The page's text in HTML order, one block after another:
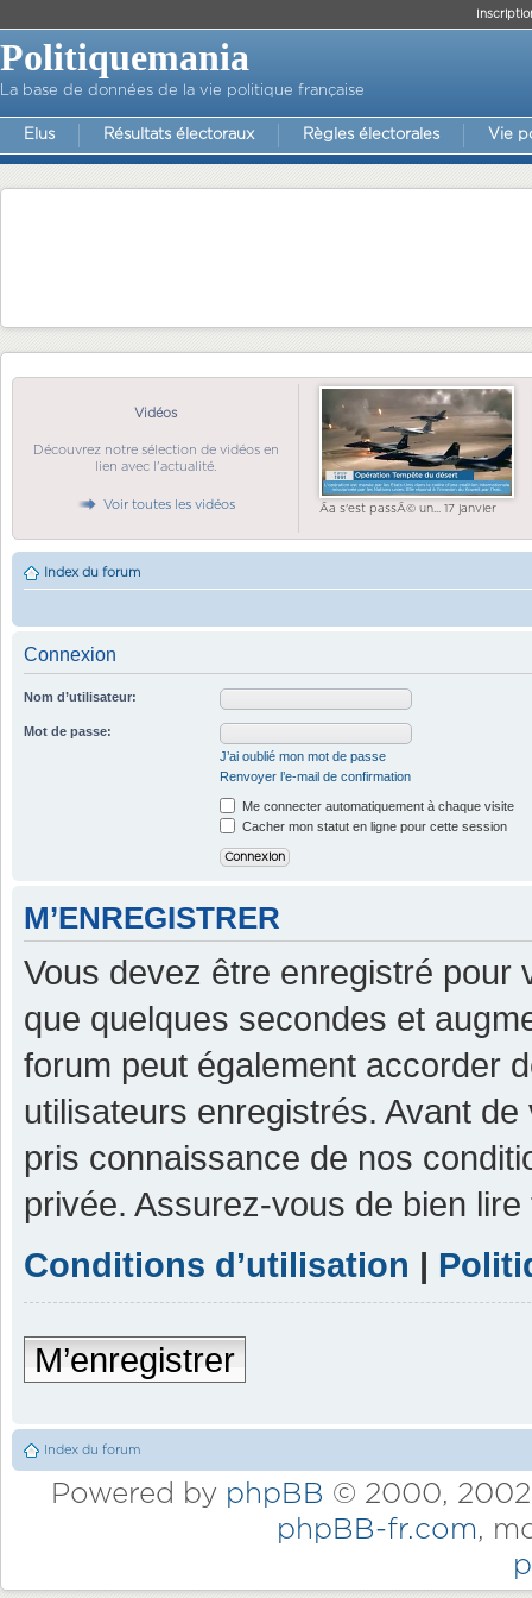
Politiquemania
La base de données de la vie politique française
Elus Résultats électoraux Règles électorales Vie
Vidéos
Découvrez notre sélection de vidéos en
lien avec l'actualité.
Voir toutes les vidéos Ãa s'est passÃ© un... 17 janvier
Index du forum
Connexion
Nom d’utilisateur:
Mot de passe:
J’ai oublié mon mot de passe
Renvoyer l’e-mail de confirmation
Me connecter automatiquement à chaque visite
Cacher mon statut en ligne pour cette session
M’ENREGISTRER
Vous devez être enregistré pour
que quelques secondes et
forum peut également accorder
utilisateurs enregistrés. Avant
pris connaissance de nos
privée. Assurez-vous de bien
Conditions d’utilisation |
M’enregistrer
Index du forum
Powered by phpBB © 2000,
phpBB-fr.com,